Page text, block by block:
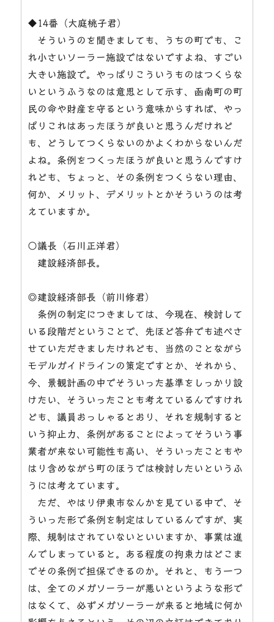
◆14番（大庭桃子君）
そういうのを聞きましても、うちの町でも、こ
れ小さいソーラー施設ではないですよね、すごい
大きい施設で。やっぱりこういうものはつくらな
いというふうなのは意思として示す、函南町の町
民の命や財産を守るという意味からすれば、やっ
ぱりこれはあったほうが良いと思うんだけれど
も、どうしてつくらないのかよくわからないんだ
よね。条例をつくったほうが良いと思うんですけ
れども、ちょっと、その条例をつくらない理由、
何か、メリット、デメリットとかそういうのは考
えていますか。
○議長（石川正洋君）
建設経済部長。
◎建設経済部長（前川修君）
条例の制定につきましては、今現在、検討して
いる段階だということで、先ほど答弁でも述べさ
せていただきましたけれども、当然のことながら
モデルガイドラインの策定ですとか、それから、
今、景観計画の中でそういった基準をしっかり設
けたい、そういったことも考えているんですけれ
ども、議員おっしゃるとおり、それを規制すると
いう抑止力、条例があることによってそういう事
業者が来ない可能性も高い、そういったこともや
はり含めながら町のほうでは検討したいというふ
うには考えています。
ただ、やはり伊東市なんかを見ている中で、そ
ういった形で条例を制定はしているんですが、実
際、規制はされていないといいますか、事業は進
んでしまっていると。ある程度の拘束力はどこま
でその条例で担保できるのか。それと、もう一つ
は、全てのメガソーラーが悪いというような形で
はなくて、必ずメガソーラーが来ると地域に何か